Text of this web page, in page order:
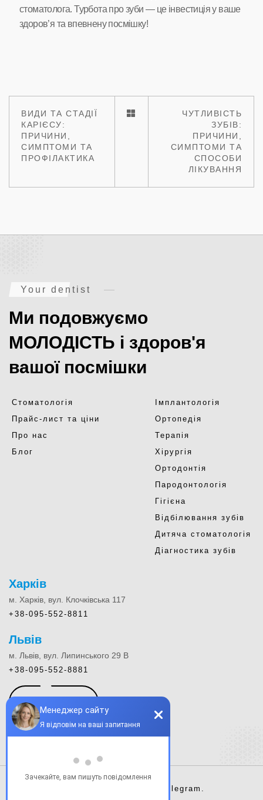
стоматолога. Турбота про зуби — це інвестиція у ваше
здоров’я та впевнену посмішку!
ВИДИ ТА СТАДІЇ
КАРІЄСУ:
ПРИЧИНИ,
СИМПТОМИ ТА
ПРОФІЛАКТИКА
ЧУТЛИВІСТЬ
ЗУБІВ:
ПРИЧИНИ,
СИМПТОМИ ТА
СПОСОБИ
ЛІКУВАННЯ
Your dentist
Ми подовжуємо
МОЛОДІСТЬ і здоров'я
вашої посмішки
Стоматологія
Прайс-лист та ціни
Про нас
Блог
Імплантологія
Ортопедія
Терапія
Хірургія
Ортодонтія
Пародонтологія
Гігієна
Відбілювання зубів
Дитяча стоматологія
Діагностика зубів
Харків
м. Харків, вул. Клочківська 117
+38-095-552-8811
Львів
м. Львів, вул. Липинського 29 В
+38-095-552-8881
КОНТАКТИ
Telegram.